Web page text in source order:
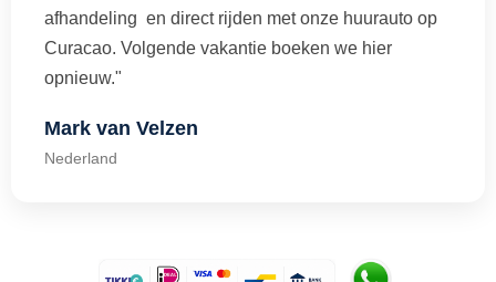
afhandeling en direct rijden met onze huurauto op
Curacao. Volgende vakantie boeken we hier
opnieuw."
Mark van Velzen
Nederland